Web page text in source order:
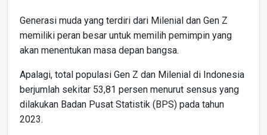
Generasi muda yang terdiri dari Milenial dan Gen Z
memiliki peran besar untuk memilih pemimpin yang
akan menentukan masa depan bangsa.
Apalagi, total populasi Gen Z dan Milenial di Indonesia
berjumlah sekitar 53,81 persen menurut sensus yang
dilakukan Badan Pusat Statistik (BPS) pada tahun
2023.